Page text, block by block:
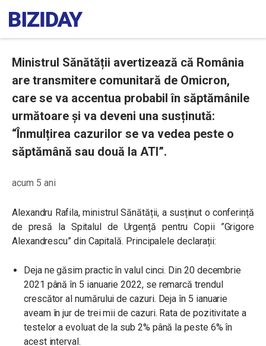
Ministrul Sănătății avertizează că România
are transmitere comunitară de Omicron,
care se va accentua probabil în săptămânile
următoare și va deveni una susținută:
“Înmulțirea cazurilor se va vedea peste o
săptămână sau două la ATI”.
acum 5 ani
Alexandru Rafila, ministrul Sănătății, a susținut o conferință
de presă la Spitalul de Urgență pentru Copii ”Grigore
Alexandrescu” din Capitală. Principalele declarații:
Deja ne găsim practic în valul cinci. Din 20 decembrie
2021 până în 5 ianuarie 2022, se remarcă trendul
crescător al numărului de cazuri. Deja în 5 ianuarie
aveam în jur de trei mii de cazuri. Rata de pozitivitate a
testelor a evoluat de la sub 2% până la peste 6% în
acest interval.